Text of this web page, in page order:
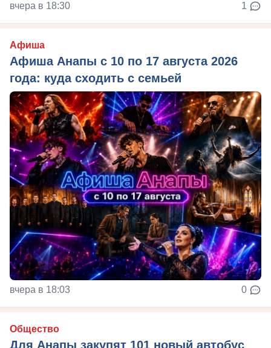
вчера в 18:30 1
Афиша
Афиша Анапы с 10 по 17 августа 2026
года: куда сходить с семьей
вчера в 18:03 0
Общество
Для Анапы закупят 101 новый автобус